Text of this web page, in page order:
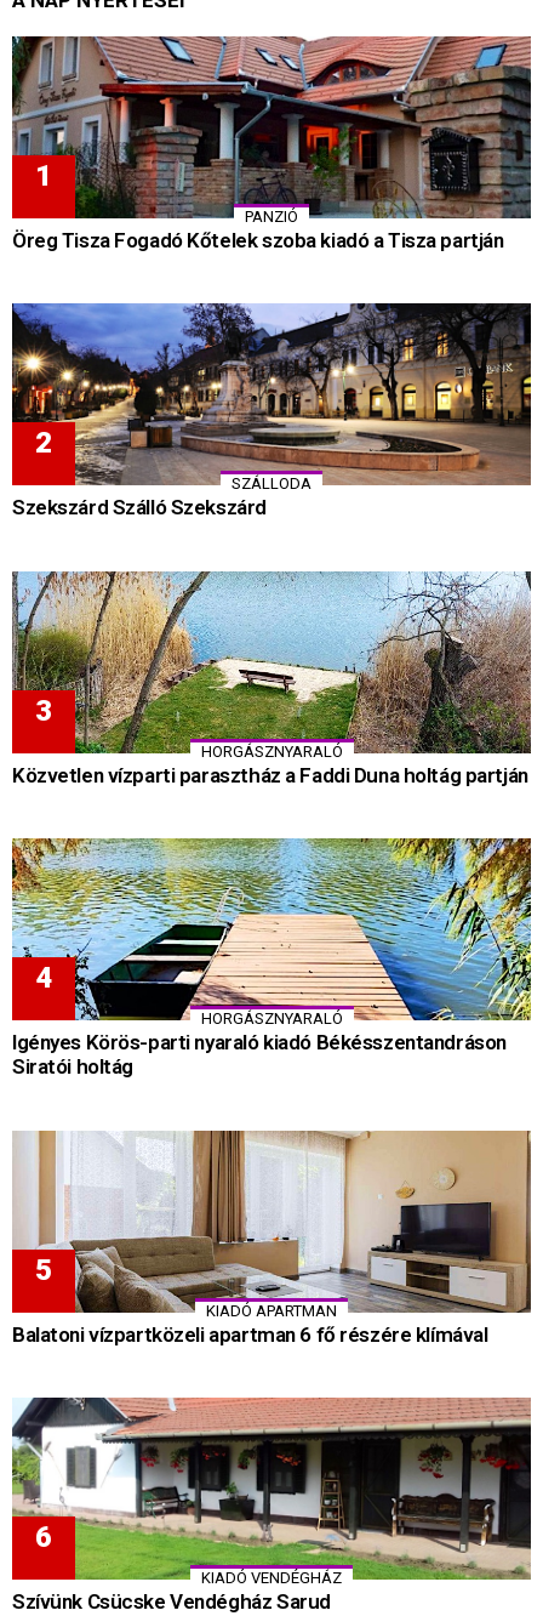
PANZIÓ
Öreg Tisza Fogadó Kőtelek szoba kiadó a Tisza partján
SZÁLLODA
Szekszárd Szálló Szekszárd
HORGÁSZNYARALÓ
Közvetlen vízparti parasztház a Faddi Duna holtág partján
HORGÁSZNYARALÓ
Igényes Körös-parti nyaraló kiadó Békésszentandráson
Siratói holtág
KIADÓ APARTMAN
Balatoni vízpartközeli apartman 6 fő részére klímával
KIADÓ VENDÉGHÁZ
Szívünk Csücske Vendégház Sarud